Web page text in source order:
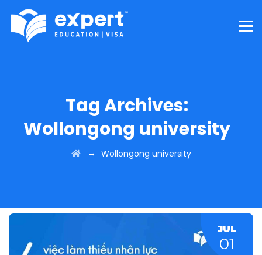
Tag Archives:
Wollongong university
→ Wollongong university
JUL
01